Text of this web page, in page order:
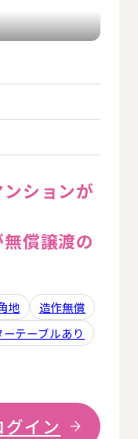
ションが
償譲渡の
地
造作無償
テーブルあり
イン